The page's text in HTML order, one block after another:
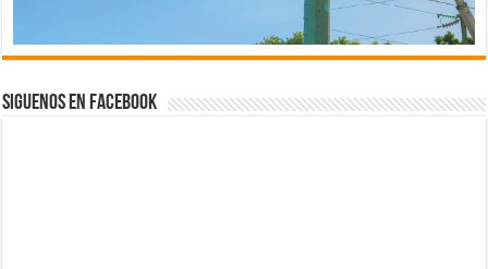
Siguenos en Facebook